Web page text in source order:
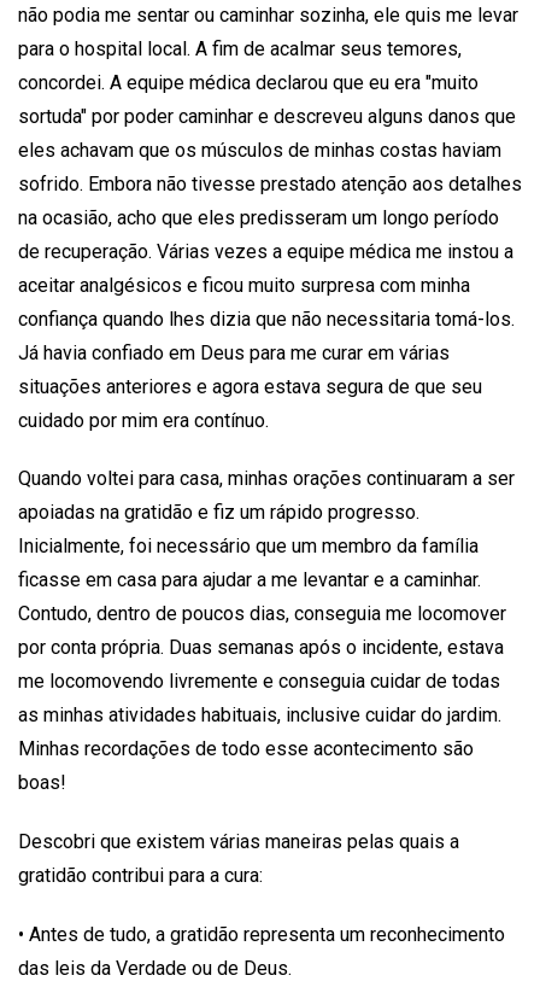
não podia me sentar ou caminhar sozinha, ele quis me levar
para o hospital local. A fim de acalmar seus temores,
concordei. A equipe médica declarou que eu era "muito
sortuda" por poder caminhar e descreveu alguns danos que
eles achavam que os músculos de minhas costas haviam
sofrido. Embora não tivesse prestado atenção aos detalhes
na ocasião, acho que eles predisseram um longo período
de recuperação. Várias vezes a equipe médica me instou a
aceitar analgésicos e ficou muito surpresa com minha
confiança quando lhes dizia que não necessitaria tomá-los.
Já havia confiado em Deus para me curar em várias
situações anteriores e agora estava segura de que seu
cuidado por mim era contínuo.
Quando voltei para casa, minhas orações continuaram a ser
apoiadas na gratidão e fiz um rápido progresso.
Inicialmente, foi necessário que um membro da família
ficasse em casa para ajudar a me levantar e a caminhar.
Contudo, dentro de poucos dias, conseguia me locomover
por conta própria. Duas semanas após o incidente, estava
me locomovendo livremente e conseguia cuidar de todas
as minhas atividades habituais, inclusive cuidar do jardim.
Minhas recordações de todo esse acontecimento são
boas!
Descobri que existem várias maneiras pelas quais a
gratidão contribui para a cura:
• Antes de tudo, a gratidão representa um reconhecimento
das leis da Verdade ou de Deus.